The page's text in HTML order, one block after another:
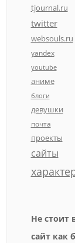
tjournal.ru
twitter
websouls.ru
yandex
youtube
аниме
блоги
девушки
почта
проекты
сайты
Не стоит
сайт как